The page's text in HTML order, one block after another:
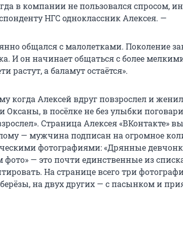
в компании не пользовался спросом,
НГС одноклассник Алексея. —
общался с малолетками. Поколение
И он начинает общаться с более
растут, а баламут остаётся».
когда Алексей вдруг повзрослел и
Оксаны, в посёлке не без улыбки
Страница Алексея «ВКонтакте»
— мужчина подписан на огромное
фотографиями: «Дрянные
фото» — это почти единственные из
На странице всего три
на двух других — с пасынком и